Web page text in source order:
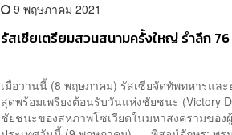
9 พฤษภาคม 2021
รัสเซียเตรียมสวนสนามครั้งใหญ่ รำลึก 76
เมื่อวานนี้ (8 พฤษภาคม) รัสเซียจัดทัพทหารแ
สุดพร้อมเพรียงต้อนรับวันแห่งชัยชนะ (Victory
ชัยชนะของสหภาพโซเวียตในมหาสงครามขอ